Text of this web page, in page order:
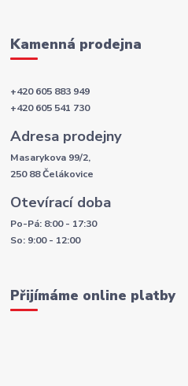
Kamenná prodejna
+420 605 883 949
+420 605 541 730
Adresa prodejny
Masarykova 99/2,
250 88 Čelákovice
Otevírací doba
Po-Pá: 8:00 - 17:30
So: 9:00 - 12:00
Přijímáme online platby